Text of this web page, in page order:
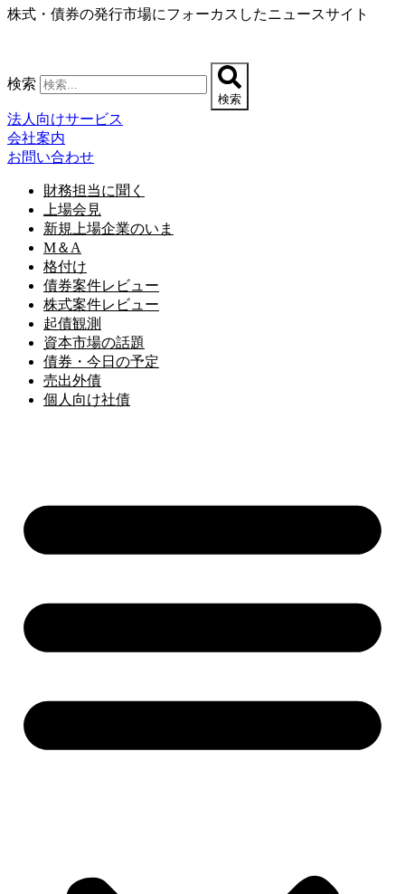
コ
ツ
に
ス
キ
ッ
株式・債券の発行市場にフォーカスしたニュースサイト
検索
検索
法人向けサービス
会社案内
お問い合わせ
財務担当に聞く
上場会見
新規上場企業のいま
M＆A
格付け
債券案件レビュー
株式案件レビュー
起債観測
資本市場の話題
債券・今日の予定
売出外債
個人向け社債